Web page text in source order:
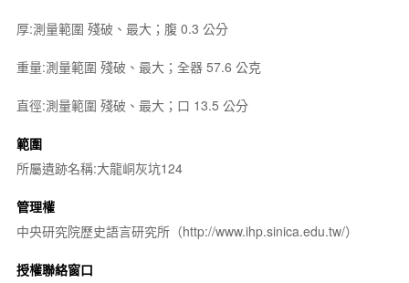
厚:測量範圍 殘破、最大；腹 0.3 公分
重量:測量範圍 殘破、最大；全器 57.6 公克
直徑:測量範圍 殘破、最大；口 13.5 公分
範圍
所屬遺跡名稱:大龍峒灰坑124
管理權
中央研究院歷史語言研究所（http://www.ihp.sinica.edu.tw/）
授權聯絡窗口